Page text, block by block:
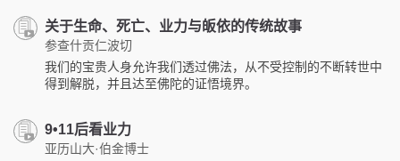
关于生命、死亡、业力与皈依的传统故事
参查什贡仁波切
我们的宝贵人身允许我们透过佛法，从不受控制的不断转世中
得到解脱，并且达至佛陀的证悟境界。
9•11后看业力
亚历山大·伯金博士